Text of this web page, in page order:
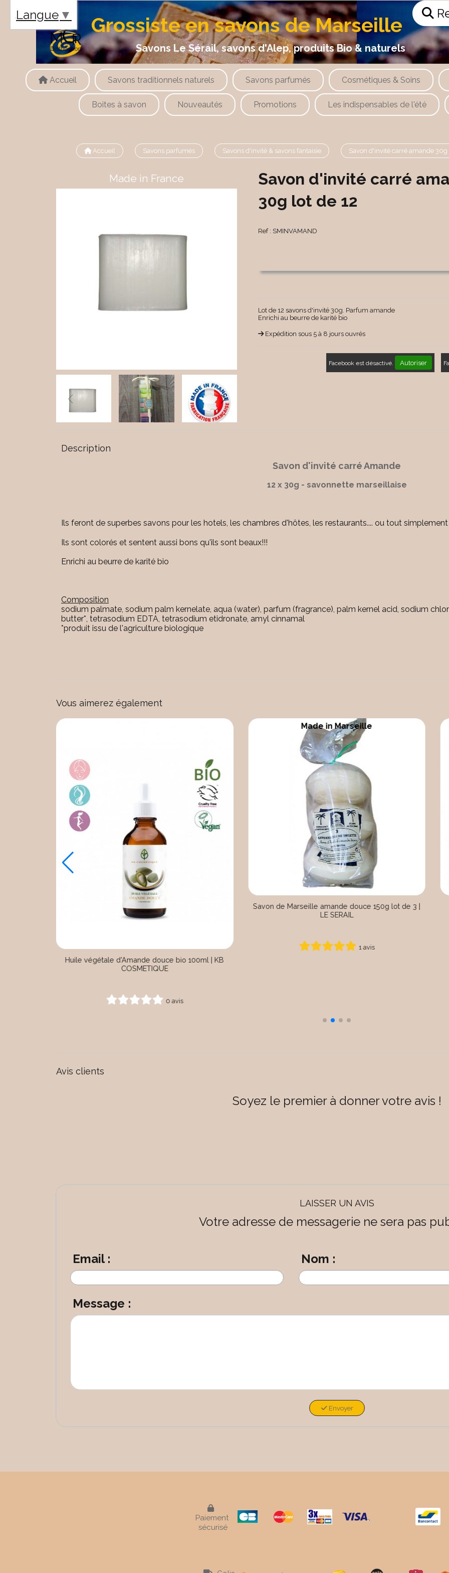
Grossiste en savons de Marseille
Savons Le Sérail, savons d'Alep, produits Bio & naturels
Accueil Savons traditionnels naturels Savons parfumés Cosmétiques & Soins
Boites à savon Nouveautés Promotions Les indispensables de l'été
Accueil Savons parfumés Savons d'invité & savons fantaisie Savon d'invité carré amande 30g
Made in France
Savon d'invité carré
30g lot de 12
Ref : SMINVAMAND
Lot de 12 savons d'invité 30g. Parfum amande
Enrichi au beurre de karité bio
Expédition sous 5 à 8 jours ouvrés
Facebook est désactivé. Autoriser
Description
Savon d'invité carré Amande
12 x 30g - savonnette marseillaise
Ils feront de superbes savons pour les hotels, les chambres d'hôtes, les restaurants.... ou tout
Ils sont colorés et sentent aussi bons qu'ils sont beaux!!!
Enrichi au beurre de karité bio
Composition
sodium palmate, sodium palm kernelate, aqua (water), parfum (fragrance), palm kernel acid, sodium
butter*, tetrasodium EDTA, tetrasodium etidronate, amyl cinnamal
*produit issu de l'agriculture biologique
Vous aimerez également
Shampoing spécial cheveux blonds
0 avis
Savon d'invité carré cerise 30g lot de 12
0 avis
Made in France
Avis clients
Soyez le premier à donner votre avis !
LAISSER UN AVIS
Votre adresse de messagerie ne sera pas
Email : Nom :
Message :
Envoyer

Paiement
sécurisé
Langue ▼
Panneau de gestion des cookies